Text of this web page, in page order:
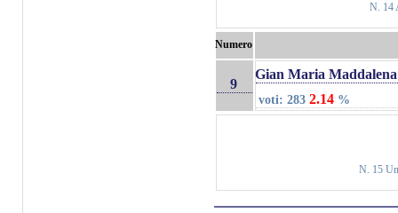
N. 14
Numero
9
Gian Maria
voti: 2832.14 %
N. 15